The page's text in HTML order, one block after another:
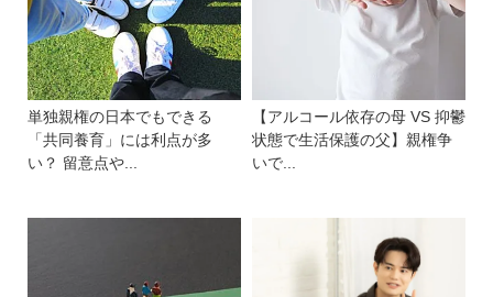
単独親権の日本でもできる
「共同養育」には利点が多
い？ 留意点や...
【アルコール依存の母 VS 抑鬱
状態で生活保護の父】親権争
いで...